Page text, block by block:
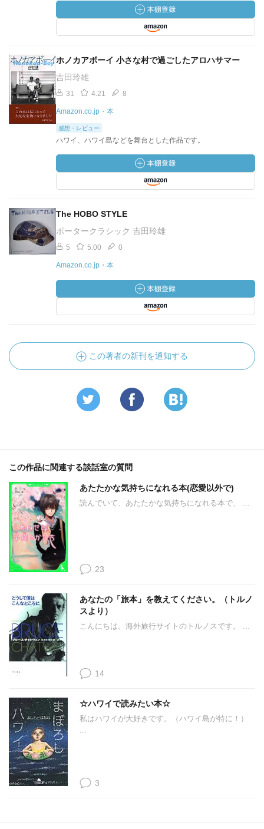
ホノカアボーイ 小さな村で過ごしたアロハサマー
吉田玲雄
31 4.21 8
Amazon.co.jp・本
感想・レビュー
ハワイ、ハワイ島などを舞台とした作品です。
The HOBO STYLE
ポータークラシック 吉田玲雄
5 5.00 0
Amazon.co.jp・本
この著者の新刊を通知する
この作品に関連する談話室の質問
あたたかな気持ちになれる本(恋愛以外で)
読んでいて、あたたかな気持ちになれる本で、 ...
23
あなたの「旅本」を教えてください。（トルノ
スより）
こんにちは。海外旅行サイトのトルノスです。 ...
14
☆ハワイで読みたい本☆
私はハワイが大好きです。（ハワイ島が特に！）
...
3